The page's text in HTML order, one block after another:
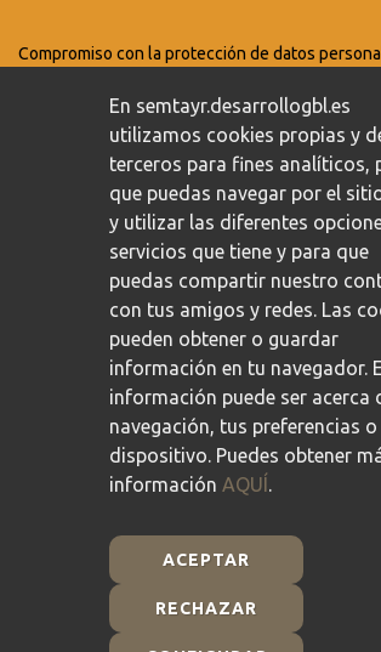
Compromiso con la protección de datos
Plan de Recuperación,
En semtayr.desarrollogbl.es
utilizamos cookies propias y
terceros para fines analíticos,
que puedas navegar por el
y utilizar las diferentes
servicios que tiene y para que
puedas compartir nuestro
con tus amigos y redes. Las
pueden obtener o guardar
información en tu navegador.
información puede ser acerca
navegación, tus preferencias
dispositivo. Puedes obtener
información AQUÍ.
ACEPTAR
RECHAZAR